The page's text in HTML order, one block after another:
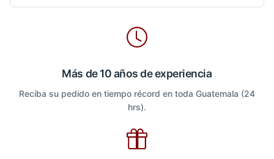
Más de 10 años de experiencia
Reciba su pedido en tiempo récord en toda Guatemala (24
hrs).